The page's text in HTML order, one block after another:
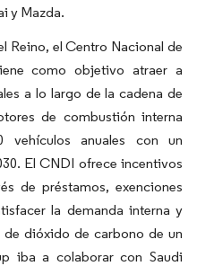
y Mazda.
Reino, el Centro Nacional de
como objetivo atraer a
a lo largo de la cadena de
de combustión interna
vehículos anuales con un
El CNDI ofrece incentivos
de préstamos, exenciones
la demanda interna y
de dióxido de carbono de un
iba a colaborar con Saudi